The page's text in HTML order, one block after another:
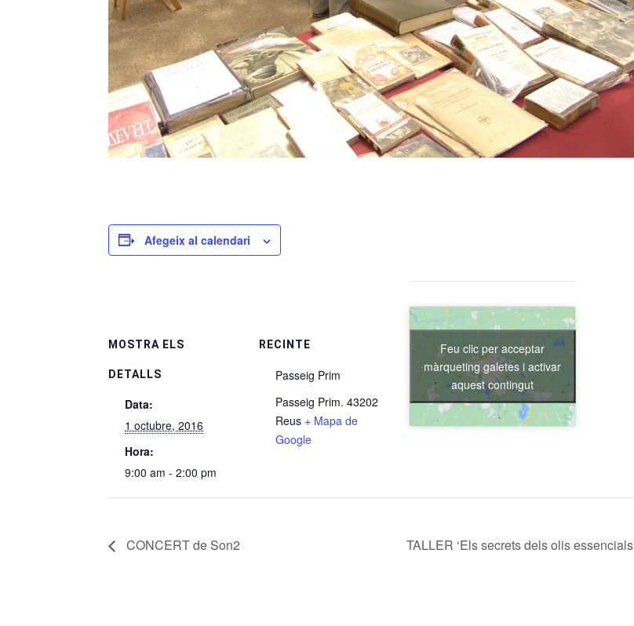
Afegeix al calendari
MOSTRA ELS
DETALLS
Data:
1 octubre, 2016
Hora:
9:00 am - 2:00 pm
RECINTE
Passeig Prim
Passeig Prim. 43202
Reus + Mapa de
Google
Feu clic per acceptar
màrqueting galetes i activar
aquest contingut
CONCERT de Son2 TALLER ‘Els secrets dels olis